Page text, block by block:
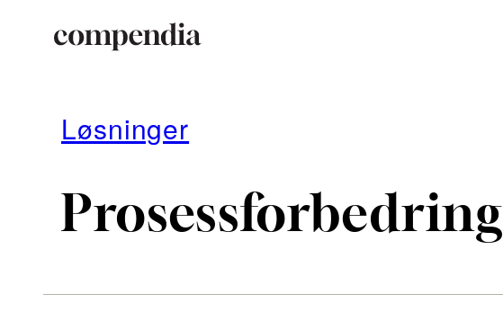
innholdLøsninger
Prosessforbedring